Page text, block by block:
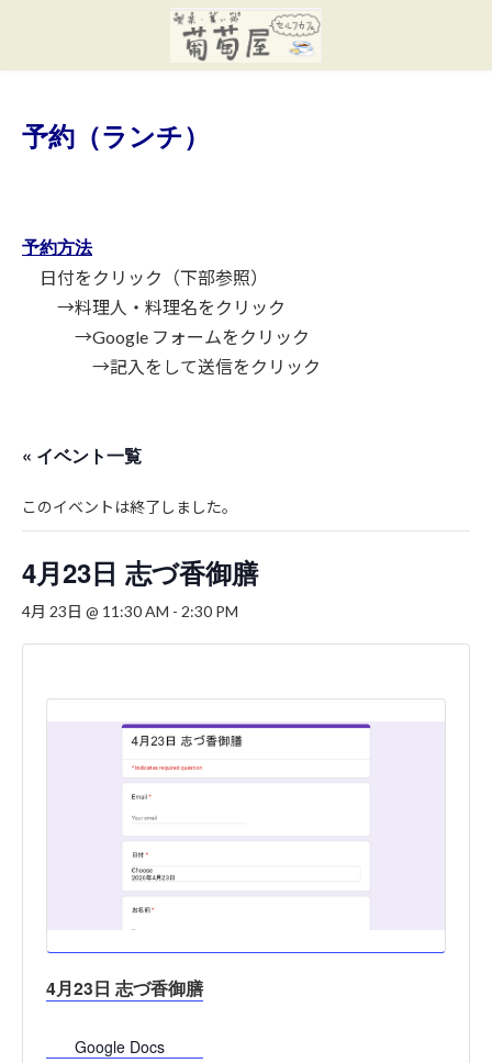
ン
ー
予約（ランチ）
予約方法
日付をクリック（下部参照）
→料理人・料理名をクリック
→Google フォームをクリック
→記入をして送信をクリック
« イベント一覧
このイベントは終了しました。
4月23日 志づ香御膳
4月 23日 @ 11:30 AM - 2:30 PM
4月23日 志づ香御膳
Google Docs